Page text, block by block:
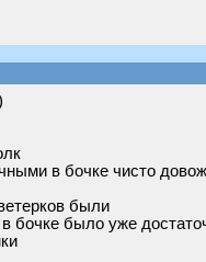
в бочке чисто
были
бочке было уже